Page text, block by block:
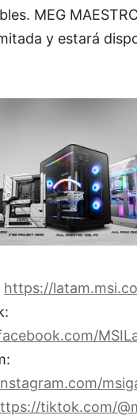
MEG
y estará
https://
tiktok.com/